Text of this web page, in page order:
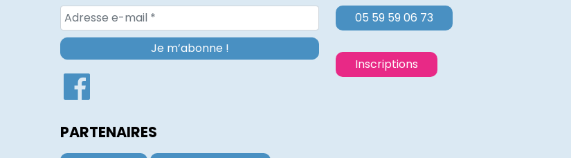
PARTENAIRES
05 59 59 06 73
Inscriptions